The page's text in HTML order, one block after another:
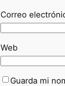
Correo
Web
Guarda mi